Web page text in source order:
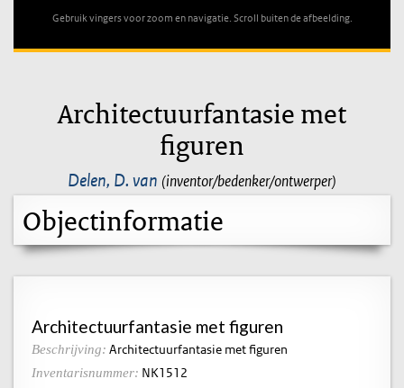
Gebruik vingers voor zoom en navigatie. Scroll buiten de afbeelding.
Architectuurfantasie met
figuren
Delen, D. van (inventor/bedenker/ontwerper)
Objectinformatie
Architectuurfantasie met figuren
Beschrijving: Architectuurfantasie met figuren
Inventarisnummer: NK1512